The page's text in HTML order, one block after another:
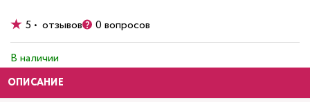
5 • отзывов 0 вопросов
В наличии
ОПИСАНИЕ